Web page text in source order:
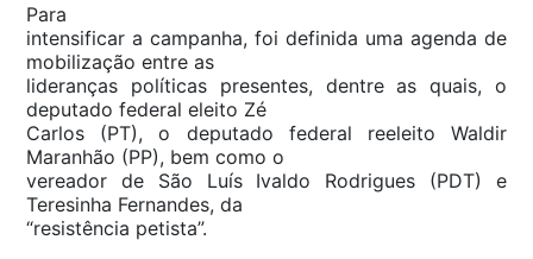
Para
intensificar a campanha, foi definida uma agenda de
mobilização entre as
lideranças políticas presentes, dentre as quais, o
deputado federal eleito Zé
Carlos (PT), o deputado federal reeleito Waldir
Maranhão (PP), bem como o
vereador de São Luís Ivaldo Rodrigues (PDT) e
Teresinha Fernandes, da
“resistência petista”.